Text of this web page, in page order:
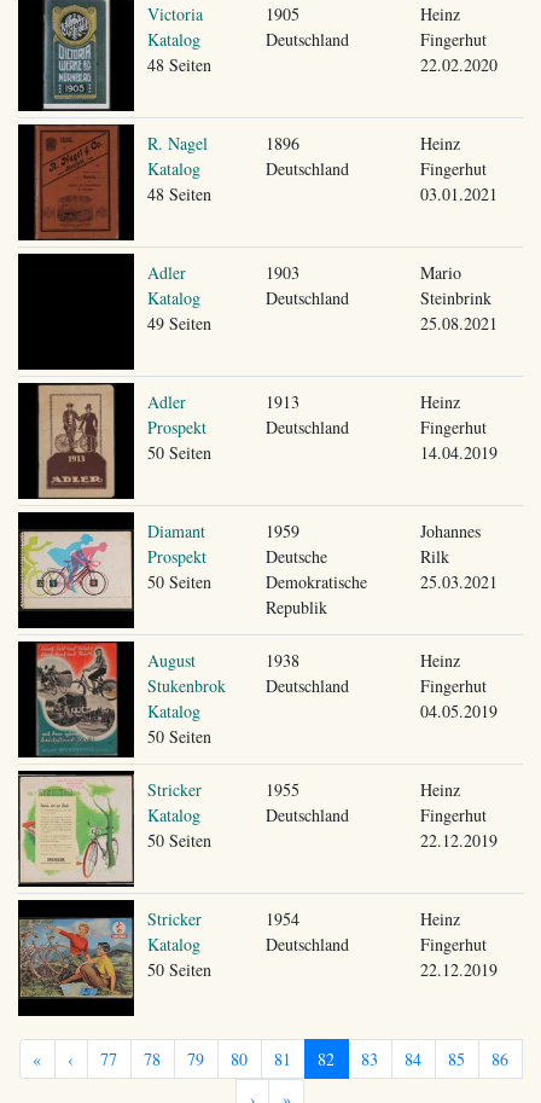
Victoria
Katalog
48 Seiten
1905
Deutschland
Heinz
Fingerhut
22.02.2020
R. Nagel
Katalog
48 Seiten
1896
Deutschland
Heinz
Fingerhut
03.01.2021
Adler
Katalog
49 Seiten
1903
Deutschland
Mario
Steinbrink
25.08.2021
Adler
Prospekt
50 Seiten
1913
Deutschland
Heinz
Fingerhut
14.04.2019
Diamant
Prospekt
50 Seiten
1959
Deutsche
Demokratische
Republik
Johannes
Rilk
25.03.2021
August
Stukenbrok
Katalog
50 Seiten
1938
Deutschland
Heinz
Fingerhut
04.05.2019
Stricker
Katalog
50 Seiten
1955
Deutschland
Heinz
Fingerhut
22.12.2019
Stricker
Katalog
50 Seiten
1954
Deutschland
Heinz
Fingerhut
22.12.2019
« ‹ 77 78 79 80 81 82 83 84 85
86
›
»